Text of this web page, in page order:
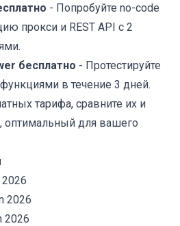
- Попробуйте no-code
прокси и REST API с 2
бесплатно - Протестируйте
в течение 3 дней.
тарифа, сравните их и
оптимальный для вашего
2026
2026